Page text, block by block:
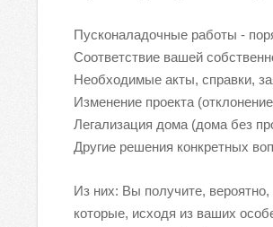
Пусконаладочные работы -
Соответствие вашей
Необходимые акты, справки,
Изменение проекта
Легализация дома (дома без
Другие решения конкретных
Из них: Вы получите,
которые, исходя из ваших